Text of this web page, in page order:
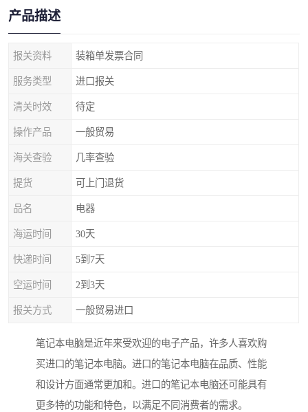
产品描述
报关资料 装箱单发票合同
服务类型 进口报关
清关时效 待定
操作产品 一般贸易
海关查验 几率查验
提货 可上门退货
品名 电器
海运时间 30天
快递时间 5到7天
空运时间 2到3天
报关方式 一般贸易进口
笔记本电脑是近年来受欢迎的电子产品，许多人喜欢购
买进口的笔记本电脑。进口的笔记本电脑在品质、性能
和设计方面通常更加和。进口的笔记本电脑还可能具有
更多特的功能和特色，以满足不同消费者的需求。